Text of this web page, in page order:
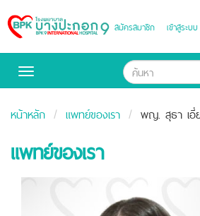
Bangpakok
Hospital
สมัครสมาชิก เข้าสู่ระบบ
Toggle
หน้าหลัก แพทย์ของเรา พญ. สุธา เอี่
แพทย์ของเรา